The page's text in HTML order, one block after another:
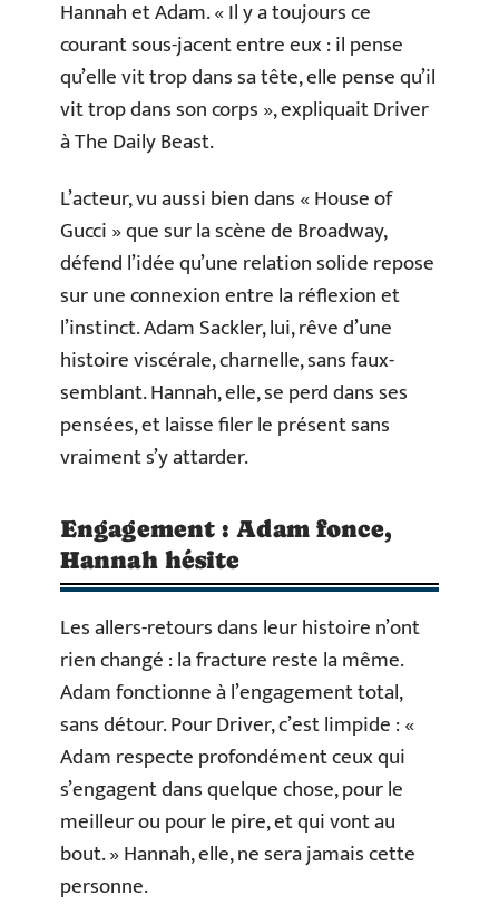
Hannah et Adam. « Il y a toujours ce
courant sous-jacent entre eux : il pense
qu’elle vit trop dans sa tête, elle pense qu’il
vit trop dans son corps », expliquait Driver
à The Daily Beast.
L’acteur, vu aussi bien dans « House of
Gucci » que sur la scène de Broadway,
défend l’idée qu’une relation solide repose
sur une connexion entre la réflexion et
l’instinct. Adam Sackler, lui, rêve d’une
histoire viscérale, charnelle, sans faux-
semblant. Hannah, elle, se perd dans ses
pensées, et laisse filer le présent sans
vraiment s’y attarder.
Engagement : Adam fonce,
Hannah hésite
Les allers-retours dans leur histoire n’ont
rien changé : la fracture reste la même.
Adam fonctionne à l’engagement total,
sans détour. Pour Driver, c’est limpide : «
Adam respecte profondément ceux qui
s’engagent dans quelque chose, pour le
meilleur ou pour le pire, et qui vont au
bout. » Hannah, elle, ne sera jamais cette
personne.